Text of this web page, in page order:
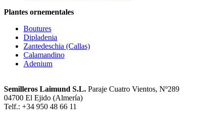
Plantes ornementales
Boutures
Dipladenia
Zantedeschia (Callas)
Calamandino
Adenium
Semilleros Laimund S.L. Paraje Cuatro Vientos, Nº289
04700 El Ejido (Almería)
Telf.: +34 950 48 66 11